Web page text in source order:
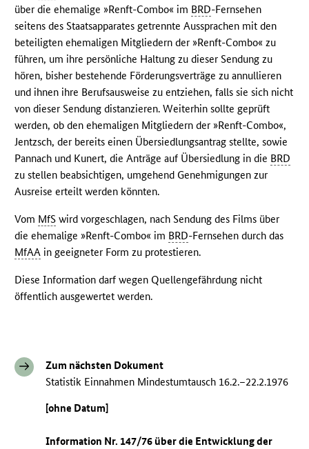
über die ehemalige »Renft-Combo« im BRD-Fernsehen
seitens des Staatsapparates getrennte Aussprachen mit den
beteiligten ehemaligen Mitgliedern der »Renft-Combo« zu
führen, um ihre persönliche Haltung zu dieser Sendung zu
hören, bisher bestehende Förderungsverträge zu annullieren
und ihnen ihre Berufsausweise zu entziehen, falls sie sich nicht
von dieser Sendung distanzieren. Weiterhin sollte geprüft
werden, ob den ehemaligen Mitgliedern der »Renft-Combo«,
Jentzsch, der bereits einen Übersiedlungsantrag stellte, sowie
Pannach und Kunert, die Anträge auf Übersiedlung in die BRD
zu stellen beabsichtigen, umgehend Genehmigungen zur
Ausreise erteilt werden könnten.
Vom MfS wird vorgeschlagen, nach Sendung des Films über
die ehemalige »Renft-Combo« im BRD-Fernsehen durch das
MfAA in geeigneter Form zu protestieren.
Diese Information darf wegen Quellengefährdung nicht
öffentlich ausgewertet werden.
Zum nächsten Dokument
Statistik Einnahmen Mindestumtausch 16.2.–22.2.1976
[ohne Datum]
Information Nr. 147/76 über die Entwicklung der